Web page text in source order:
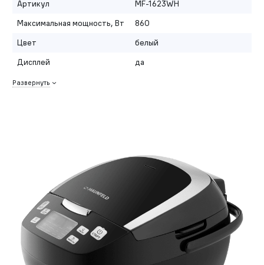
Артикул
MF-1623WH
Максимальная мощность, Вт
860
Цвет
белый
Дисплей
да
Развернуть